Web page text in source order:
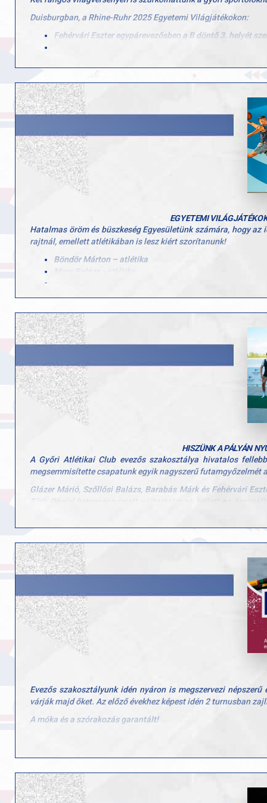
Duisburgban, a Rhine-Ruhr 2025 Egyetemi Világjátékokon:
Fehérvári Eszter egypárevezősben a B döntő 3. helyét
Poznańban, a 2025-ös U23-as világbajnokságon Angyal
így összesítésben a 14. helyen zártak.
Edzők: Molnár Dezső (válogatott), Dr. Alföldi Zoltán (a GYAC
Szívből gratulálunk minden versenyzőnek és edzőnek!
EGYETEMI
Hatalmas öröm és büszkeség Egyesületünk számára, hogy
rajtnál, emellett atlétikában is lesz kiért szorítanunk!
Böndör Márton – atlétika
Csizmadia Ádám – evezés
Gasztonyi Péter – evezés
Velük tart két fantasztikus edzőnk is, akik szakmai
Dr. Alföldi Zoltán
Július 25–27. között szurkoljatok velünk a magyar és a győri
Hajrá GYAC, hajrá magyar csapat!
HISZÜNK A PÁLYÁN
A Győri Atlétikai Club evezős szakosztálya hivatalos
megsemmisítette csapatunk egyik nagyszerű futamgyőzelmét
Glázer Márió, Szőllősi Balázs, Barabás Márk és Fehérvári
Tóth Dániel betegsége miatt változtatnunk kellett az
A futam után benyújtott óvás miatt a versenybíróság
fellebbezésünket, hiszen meggyőződésünk, hogy a döntés és
Büszkék vagyunk sportolóinkra, akik a fair play
támogatást, a szurkolást és a biztató szavakat, amelyek
Evezős szakosztályunk idén nyáron is megszervezi
várják majd őket. Az előző évekhez képest idén 2 turnusban
A móka és a szórakozás garantált!
majd választani.
A tábor díja: 50.000 Ft
Testvérkedvezménnyel: 40.000 Ft